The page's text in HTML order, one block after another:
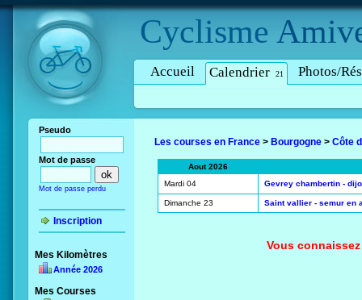
Cyclisme
Accueil Calendrier 21 Photos/
Pseudo
Mot de passe
Mot de passe perdu
Inscription
Mes Kilomètres
Année 2026
Mes Courses
Les courses en France > Bourgogne > Côte
Aout 2026
Mardi 04
Gevrey chambertin -
Dimanche 23 Saint vallier - semur en
Vous